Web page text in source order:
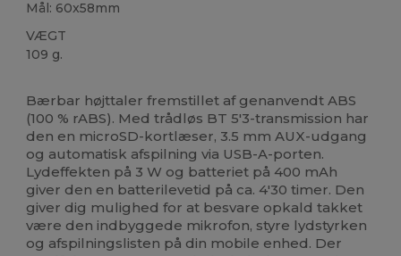
Mål: 60x58mm
VÆGT
109 g.
Bærbar højttaler fremstillet af genanvendt ABS
(100 % rABS). Med trådløs BT 5'3-transmission har
den en microSD-kortlæser, 3.5 mm AUX-udgang
og automatisk afspilning via USB-A-porten.
Lydeffekten på 3 W og batteriet på 400 mAh
giver den en batterilevetid på ca. 4'30 timer. Den
giver dig mulighed for at besvare opkald takket
være den indbyggede mikrofon, styre lydstyrken
og afspilningslisten på din mobile enhed. Der